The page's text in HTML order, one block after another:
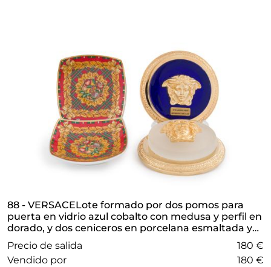
88 - VERSACELote formado por dos pomos para
puerta en vidrio azul cobalto con medusa y perfil en
dorado, y dos ceniceros en porcelana esmaltada y
policromada.En su estuche original.
Precio de salida
180 €
vendido por
180 €